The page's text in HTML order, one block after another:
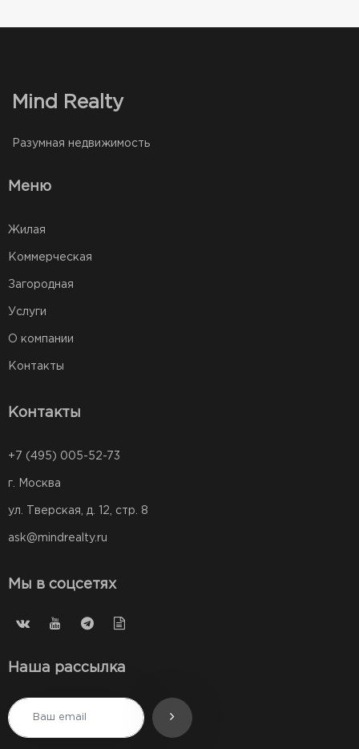
Mind Realty
Разумная недвижимость
Меню
Жилая
Коммерческая
Загородная
Услуги
О компании
Контакты
Контакты
+7 (495) 005-52-73
г. Москва
ул. Тверская, д. 12, стр. 8
ask@mindrealty.ru
Мы в соцсетях
Наша рассылка